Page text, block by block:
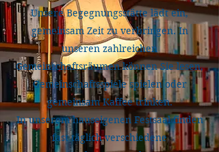
Unsere Begegnungsstätte lädt ein,
gemeinsam Zeit zu verbringen.In
unseren zahlreichen
Gemeinschaftsräumen können Sie lesen,
Gemeinschaftsspiele spielen oder
gemeinsam Kaffee trinken.
In unserem hauseigenen Festsaal finden
fast täglich verschiedene